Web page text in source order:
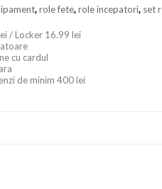
,role fete,role incepatori, set
/ Locker 16.99 lei
cu cardul
de minim 400 lei